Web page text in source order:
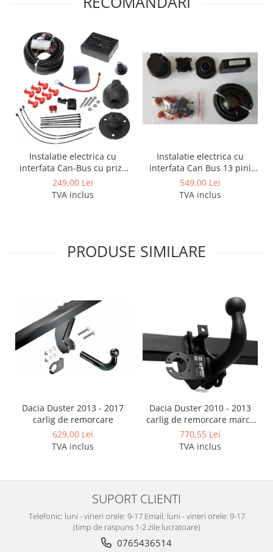
Instalatie electrica cu
interfata Can-Bus cu priza
de 7 pini
249,00 Lei
TVA inclus
Instalatie electrica cu
interfata Can Bus 13 pini
activi
549,00 Lei
TVA inclus
PRODUSE SIMILARE
Dacia Duster 2013 - 2017
carlig de remorcare
629,00 Lei
TVA inclus
Dacia Duster 2010 - 2013
carlig de remorcare marca
Autohak
770,55 Lei
TVA inclus
SUPORT CLIENTI
Telefonic: luni - vineri orele: 9-17 Email: luni - vineri orele: 9-17
(timp de raspuns 1-2 zile lucratoare)
0765436514